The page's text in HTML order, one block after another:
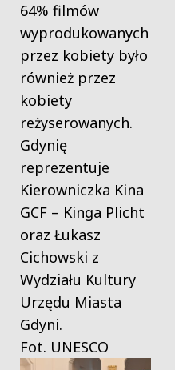
64% filmów
wyprodukowanych
przez kobiety było
również przez
kobiety
reżyserowanych.
Gdynię
reprezentuje
Kierowniczka Kina
GCF – Kinga Plicht
oraz Łukasz
Cichowski z
Wydziału Kultury
Urzędu Miasta
Gdyni.
Fot. UNESCO